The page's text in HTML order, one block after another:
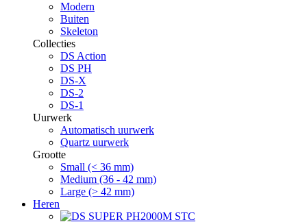
Modern
Buiten
Skeleton
Collecties
DS Action
DS PH
DS-X
DS-2
DS-1
Uurwerk
Automatisch uurwerk
Quartz uurwerk
Grootte
Small (< 36 mm)
Medium (36 - 42 mm)
Large (> 42 mm)
Heren